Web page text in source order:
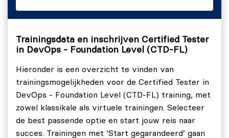
Hoofdstuk 6 - Verschillende hulpmiddelen en
Infrastructuur en repositories.
Trainingsdata en inschrijven Certified Tester
in DevOps - Foundation Level (CTD-FL)
Hieronder is een overzicht te vinden van
trainingsmogelijkheden voor de Certified Tester in
DevOps - Foundation Level (CTD-FL) training, met
zowel klassikale als virtuele trainingen. Selecteer
de best passende optie en start jouw reis naar
succes. Trainingen met ‘Start gegarandeerd’ gaan